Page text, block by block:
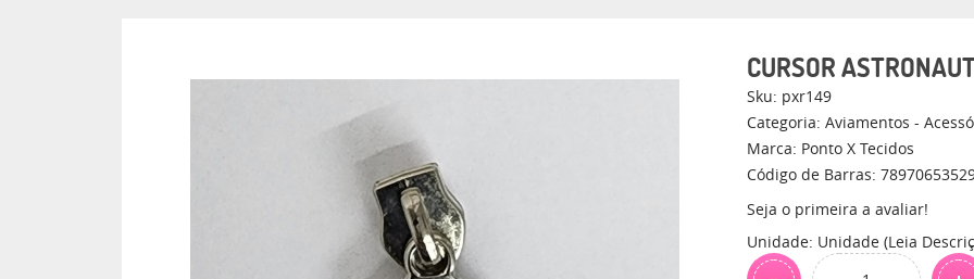
CURSOR
Sku: pxr149
Categoria: Aviamentos -
Marca: Ponto X Tecidos
Código de Barras:
Seja o primeira a avaliar!
Unidade: Unidade (Leia